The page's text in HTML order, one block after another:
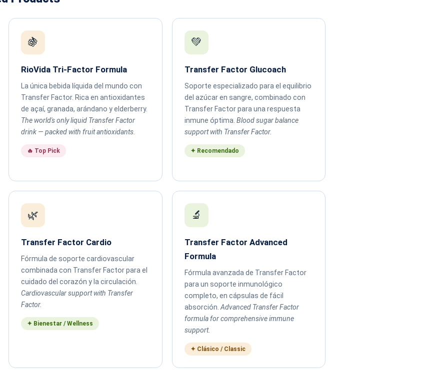
🍇
RioVida Tri-Factor Formula
La única bebida líquida del mundo con
Transfer Factor. Rica en antioxidantes
de açaí, granada, arándano y elderberry.
The world's only liquid Transfer Factor
drink — packed with fruit antioxidants.
🔥 Top Pick
💚
Transfer Factor Glucoach
Soporte especializado para el equilibrio
del azúcar en sangre, combinado con
Transfer Factor para una respuesta
inmune óptima. Blood sugar balance
support with Transfer Factor.
✦ Recomendado
🌿
Transfer Factor Cardio
Fórmula de soporte cardiovascular
combinada con Transfer Factor para el
cuidado del corazón y la circulación.
Cardiovascular support with Transfer
Factor.
✦ Bienestar / Wellness
🔬
Transfer Factor Advanced
Formula
Fórmula avanzada de Transfer Factor
para un soporte inmunológico
completo, en cápsulas de fácil
absorción. Advanced Transfer Factor
formula for comprehensive immune
support.
✦ Clásico / Classic